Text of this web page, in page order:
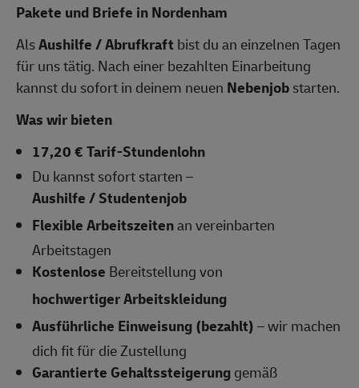
Pakete und Briefe in Nordenham
AlsAushilfe / Abrufkraft bist du an einzelnen Tagen
für uns tätig. Nach einer bezahlten Einarbeitung
kannst du sofort in deinem neuen Nebenjobstarten.
Was wir bieten
17,20 € Tarif-Stundenlohn
Du kannst sofort starten –
Aushilfe / Studentenjob
Flexible Arbeitszeitenan vereinbarten
Arbeitstagen
Kostenlose Bereitstellung von
hochwertiger Arbeitskleidung
Ausführliche Einweisung (bezahlt)– wir machen
dich fit für die Zustellung
Garantierte Gehaltssteigerunggemäß